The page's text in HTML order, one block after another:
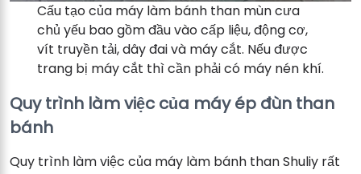
Cấu tạo của máy làm bánh than mùn cưa
chủ yếu bao gồm đầu vào cấp liệu, động cơ,
vít truyền tải, dây đai và máy cắt. Nếu được
trang bị máy cắt thì cần phải có máy nén khí.
Quy trình làm việc của máy ép đùn than
bánh
Quy trình làm việc của máy làm bánh than Shuliy rất